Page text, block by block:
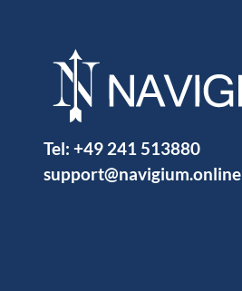
Tel: +49 241 513880
support@navigium.online